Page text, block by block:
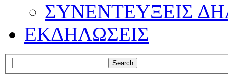
ΣΥΝΕΝΤΕΥΞΕΙΣ
ΕΚΔΗΛΩΣΕΙΣ